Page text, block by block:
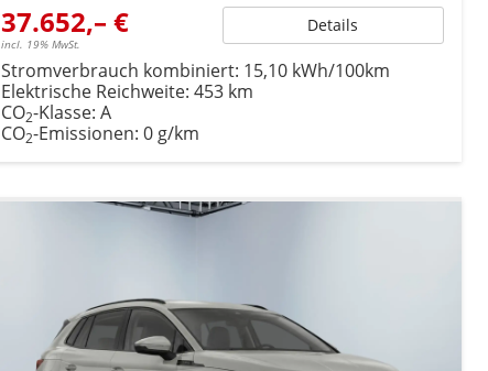
37.652,– €
incl. 19% MwSt.
Details
Stromverbrauch kombiniert: 15,10 kWh/100km
Elektrische Reichweite: 453 km
CO2-Klasse: A
CO2-Emissionen: 0 g/km